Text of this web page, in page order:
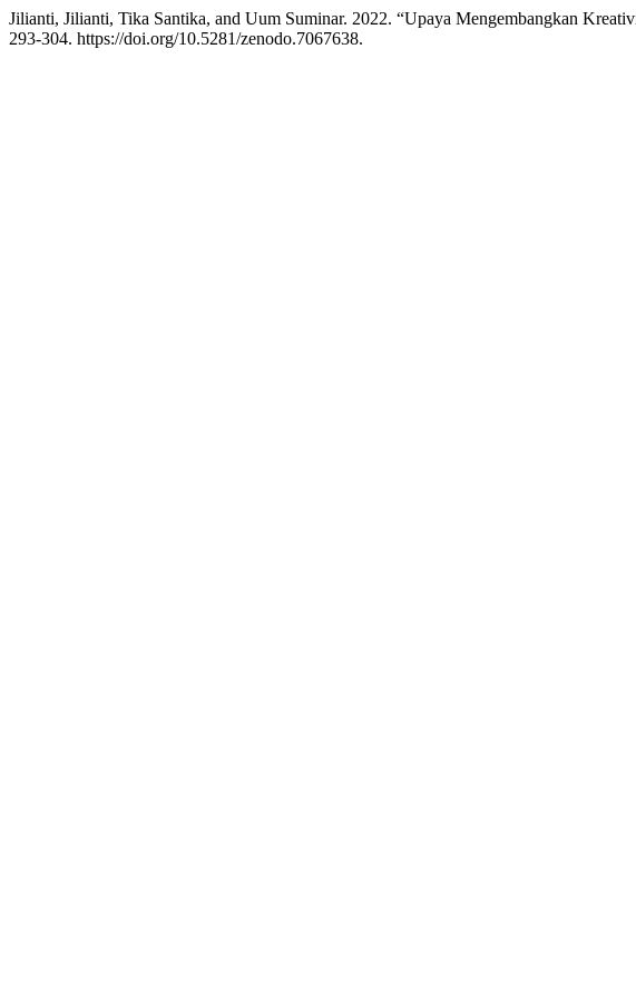
Jilianti, Jilianti, Tika Santika, and Uum Suminar. 2022. “Upaya Mengembangkan
293-304. https://doi.org/10.5281/zenodo.7067638.